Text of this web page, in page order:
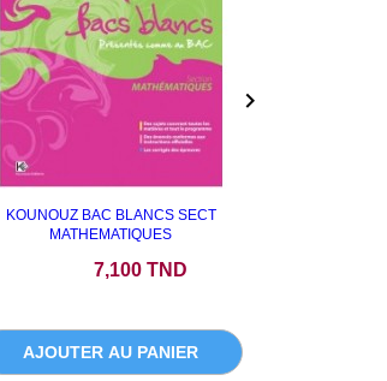
KOUNOUZ BAC BLANCS SECT
MATHEMATIQUES
7,100 TND
AJOUTER AU PANIER
